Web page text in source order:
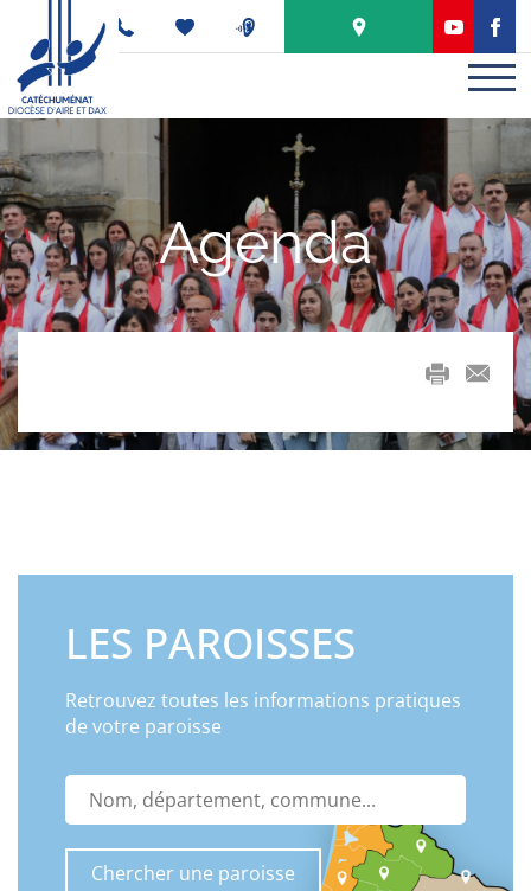
Agenda
LES PAROISSES
Retrouvez toutes les informations pratiques
de votre paroisse
Panneau de gestion des cookies